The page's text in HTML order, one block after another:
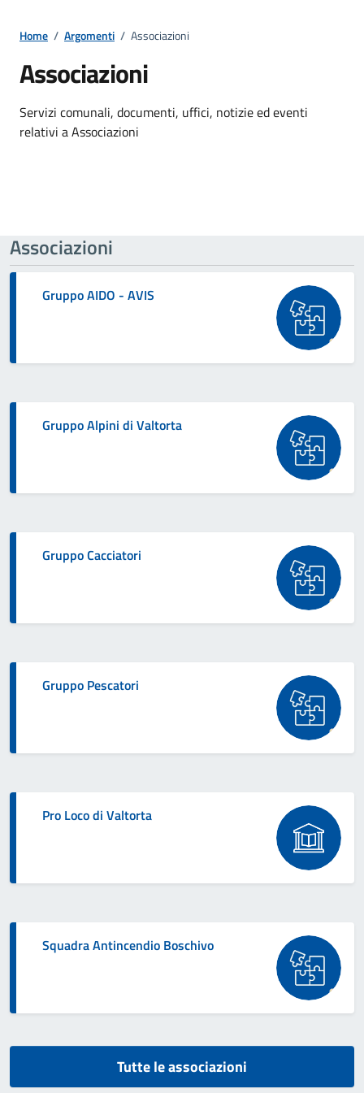
Home / Argomenti / Associazioni
Associazioni
Dettagli della notizia
Servizi comunali, documenti, uffici, notizie ed eventi
relativi a Associazioni
Associazioni
Gruppo AIDO - AVIS
Gruppo Alpini di Valtorta
Gruppo Cacciatori
Gruppo Pescatori
Pro Loco di Valtorta
Squadra Antincendio Boschivo
Tutte le associazioni